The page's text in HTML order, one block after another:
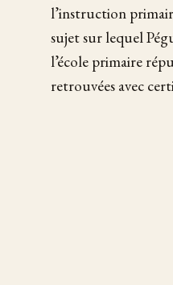
l’instruction
sujet sur lequel
l’école primaire
retrouvées avec